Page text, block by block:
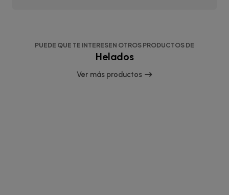
PUEDE QUE TE INTERESEN OTROS PRODUCTOS DE
Helados
Ver más productos